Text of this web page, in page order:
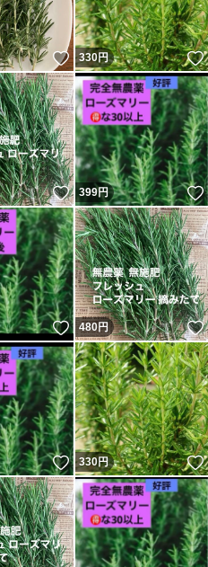
いいね！
330円
いいね！
399円
いいね！
480円
いいね！
330円